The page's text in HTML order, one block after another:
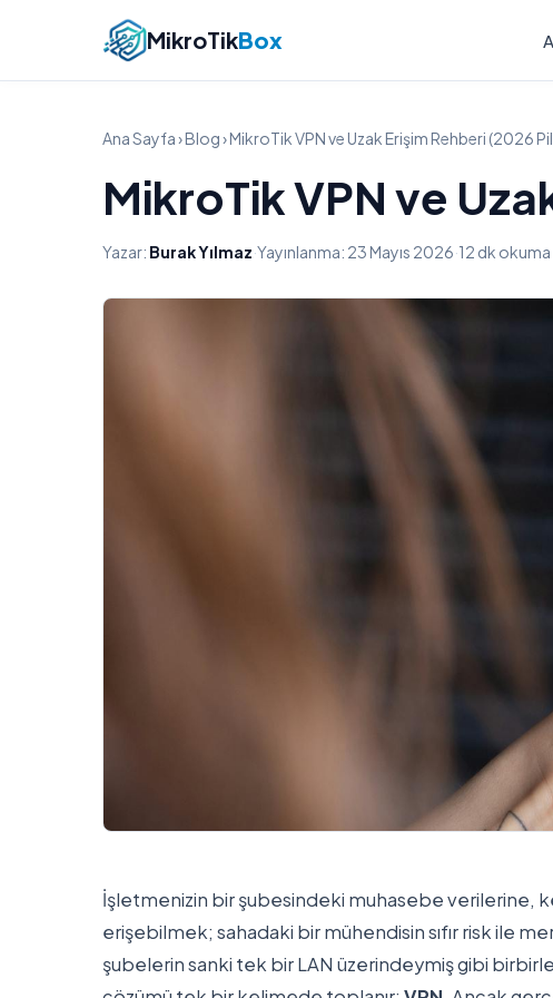
MikroTikBox
Ana Sayfa›Blog› MikroTik VPN ve Uzak Erişim Rehberi (2026
MikroTik VPN ve
Yazar: Burak Yılmaz·Yayınlanma: 23 Mayıs 2026·12 dk okuma
İşletmenizin bir şubesindeki muhasebe verilerine,
erişebilmek; sahadaki bir mühendisin sıfır risk ile
şubelerin sanki tek bir LAN üzerindeymiş gibi